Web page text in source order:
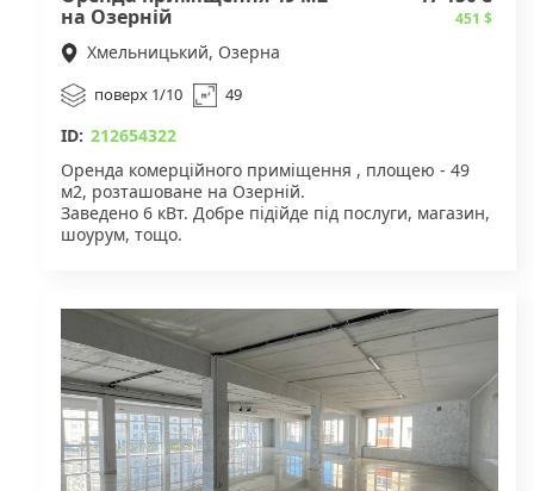
на Озерній
451 $
Хмельницький, Озерна
поверх 1/10 49
ID: 212654322
Оренда комерційного приміщення , площею - 49
м2, розташоване на Озерній.
Заведено 6 кВт. Добре підійде під послуги, магазин,
шоурум, тощо.
телефону.